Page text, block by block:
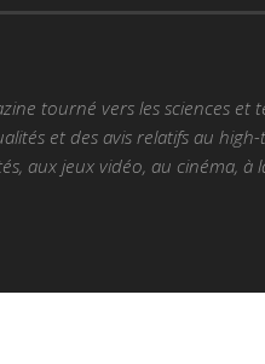
tourné vers les sciences et
et des avis relatifs au
aux jeux vidéo, au cinéma, à